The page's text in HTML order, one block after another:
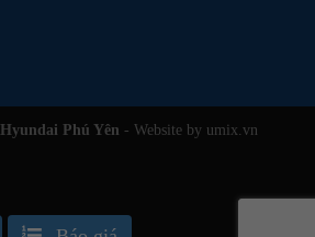
Hyundai Phú Yên - Website by umix.vn